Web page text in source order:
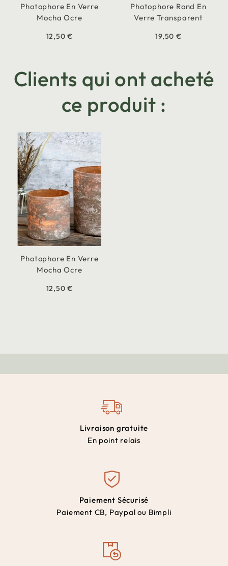
Photophore En Verre
Mocha Ocre
12,50 €
Photophore Rond En
Verre Transparent
19,50 €
Clients qui ont acheté
ce produit :
Photophore En Verre
Mocha Ocre
12,50 €
Livraison gratuite
En point relais
Paiement Sécurisé
Paiement CB, Paypal ou Bimpli